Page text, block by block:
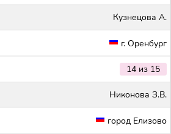
Кузнецова А.
г. Оренбург
14 из 15
Никонова З.В.
город Елизово